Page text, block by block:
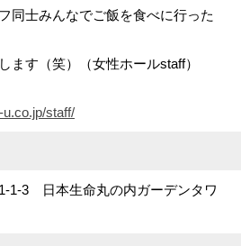
同士みんなでご飯を食べに行った
す（笑）（女性ホールstaff）
staff/
1-3 日本生命丸の内ガーデンタワ